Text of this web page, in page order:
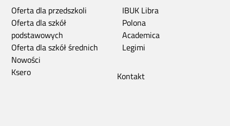
Oferta dla przedszkoli
Oferta dla szkół
podstawowych
Oferta dla szkół średnich
Nowości
Ksero
IBUK Libra
Polona
Academica
Legimi
Kontakt